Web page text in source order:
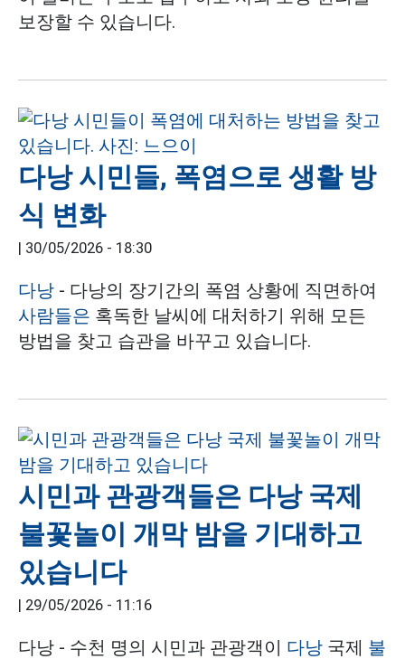
보장할 수 있습니다.
다낭 시민들, 폭염으로 생활 방
식 변화
| 30/05/2026 - 18:30
다낭 - 다낭의 장기간의 폭염 상황에 직면하여
사람들은 혹독한 날씨에 대처하기 위해 모든
방법을 찾고 습관을 바꾸고 있습니다.
시민과 관광객들은 다낭 국제
불꽃놀이 개막 밤을 기대하고
있습니다
| 29/05/2026 - 11:16
다낭 - 수천 명의 시민과 관광객이 다낭 국제 불